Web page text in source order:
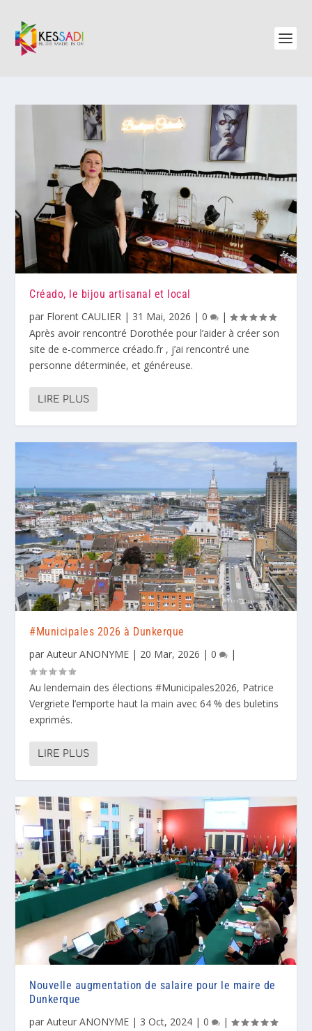
Créado, le bijou artisanal et local
par Florent CAULIER | 31 Mai, 2026 |0
|
Après avoir rencontré Dorothée pour l’aider à créer son
site de e-commerce créado.fr , j’ai rencontré une
personne déterminée, et généreuse.
LIRE PLUS
#Municipales 2026 à Dunkerque
parAuteur ANONYME | 20 Mar, 2026 |0 |
Au lendemain des élections #Municipales2026, Patrice
Vergriete l’emporte haut la main avec 64 % des buletins
exprimés.
LIRE PLUS
Nouvelle augmentation de salaire pour le maire de
Dunkerque
parAuteur ANONYME | 3 Oct, 2024 |0
|